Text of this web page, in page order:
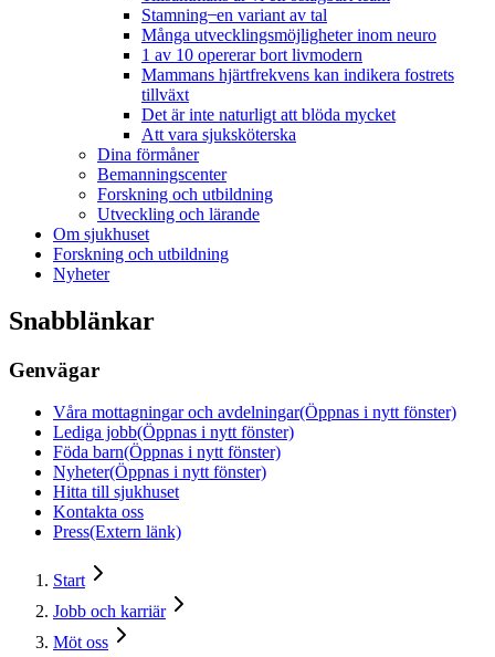
Stamning ̶ en variant av tal
Många utvecklingsmöjligheter inom neuro
1 av 10 opererar bort livmodern
Mammans hjärtfrekvens kan indikera fostrets
tillväxt
Det är inte naturligt att blöda mycket
Att vara sjuksköterska
Dina förmåner
Bemanningscenter
Forskning och utbildning
Utveckling och lärande
Om sjukhuset
Forskning och utbildning
Nyheter
Snabblänkar
Genvägar
Våra mottagningar och avdelningar(Öppnas i nytt fönster)
Lediga jobb(Öppnas i nytt fönster)
Föda barn(Öppnas i nytt fönster)
Nyheter(Öppnas i nytt fönster)
Hitta till sjukhuset
Kontakta oss
Press(Extern länk)
Start
Jobb och karriär
Möt oss